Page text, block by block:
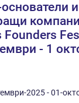
и
Founders
- 1
2025 - 01-